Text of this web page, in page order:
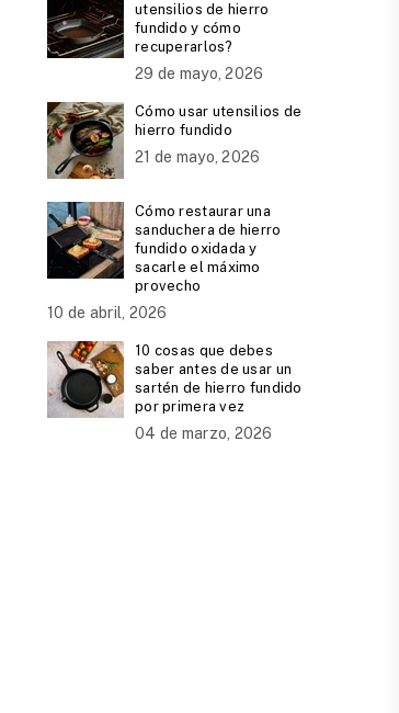
utensilios de hierro
fundido y cómo
recuperarlos?
29 de mayo, 2026
Cómo usar utensilios de
hierro fundido
21 de mayo, 2026
Cómo restaurar una
sanduchera de hierro
fundido oxidada y
sacarle el máximo
provecho
10 de abril, 2026
10 cosas que debes
saber antes de usar un
sartén de hierro fundido
por primera vez
04 de marzo, 2026